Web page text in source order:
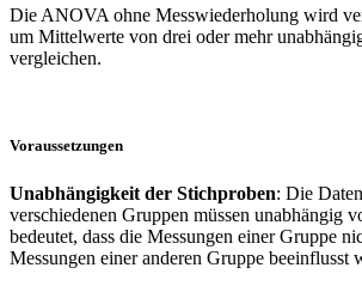
Die ANOVA ohne Messwiederholung wird
um Mittelwerte von drei oder mehr
vergleichen.
Voraussetzungen
Unabhängigkeit der Stichproben: Die
verschiedenen Gruppen müssen unabhängig
bedeutet, dass die Messungen einer Gruppe
Messungen einer anderen Gruppe beeinflusst